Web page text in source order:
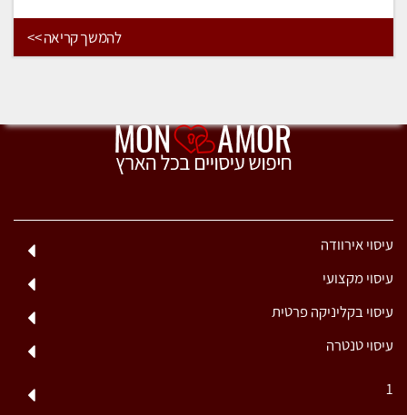
להמשך קריאה >>
עיסוי אירוודה
עיסוי מקצועי
עיסוי בקליניקה פרטית
עיסוי טנטרה
1